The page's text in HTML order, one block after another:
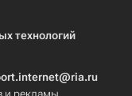
технологий